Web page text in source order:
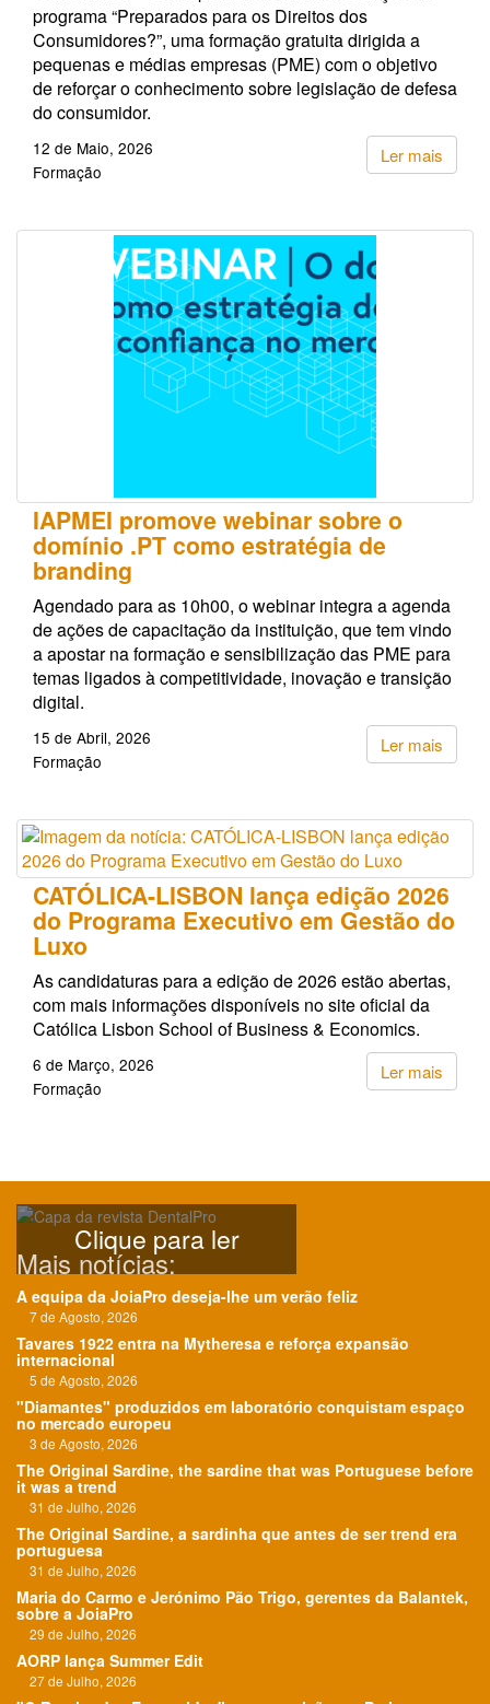
programa “Preparados para os Direitos dos
Consumidores?”, uma formação gratuita dirigida a
pequenas e médias empresas (PME) com o objetivo
de reforçar o conhecimento sobre legislação de defesa
do consumidor.
Ler mais
12 de Maio, 2026
Formação
IAPMEI promove webinar sobre o
domínio .PT como estratégia de
branding
Agendado para as 10h00, o webinar integra a agenda
de ações de capacitação da instituição, que tem vindo
a apostar na formação e sensibilização das PME para
temas ligados à competitividade, inovação e transição
digital.
Ler mais
15 de Abril, 2026
Formação
CATÓLICA-LISBON lança edição 2026
do Programa Executivo em Gestão do
Luxo
As candidaturas para a edição de 2026 estão abertas,
com mais informações disponíveis no site oficial da
Católica Lisbon School of Business & Economics.
Ler mais
6 de Março, 2026
Formação
Clique para ler
Mais notícias:
A equipa da JoiaPro deseja-lhe um verão feliz
7 de Agosto, 2026
Tavares 1922 entra na Mytheresa e reforça expansão
internacional
5 de Agosto, 2026
"Diamantes" produzidos em laboratório conquistam espaço
no mercado europeu
3 de Agosto, 2026
The Original Sardine, the sardine that was Portuguese before
it was a trend
31 de Julho, 2026
The Original Sardine, a sardinha que antes de ser trend era
portuguesa
31 de Julho, 2026
Maria do Carmo e Jerónimo Pão Trigo, gerentes da Balantek,
sobre a JoiaPro
29 de Julho, 2026
AORP lança Summer Edit
27 de Julho, 2026